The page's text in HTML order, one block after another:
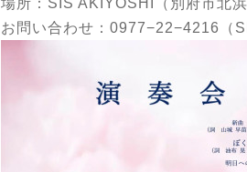
場所：SIS AKIYOSHI（別府市北浜
お問い合わせ：0977−22−4216（